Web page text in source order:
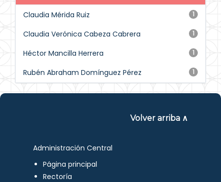
1
Claudia Mérida Ruiz
1
Claudia Verónica Cabeza Cabrera
1
Héctor Mancilla Herrera
1
Rubén Abraham Domínguez Pérez
Volver arriba ∧
Administración Central
Página principal
Rectoría